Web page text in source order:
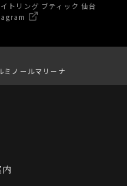
トリング ブティック 仙台
ミノールマリーナ